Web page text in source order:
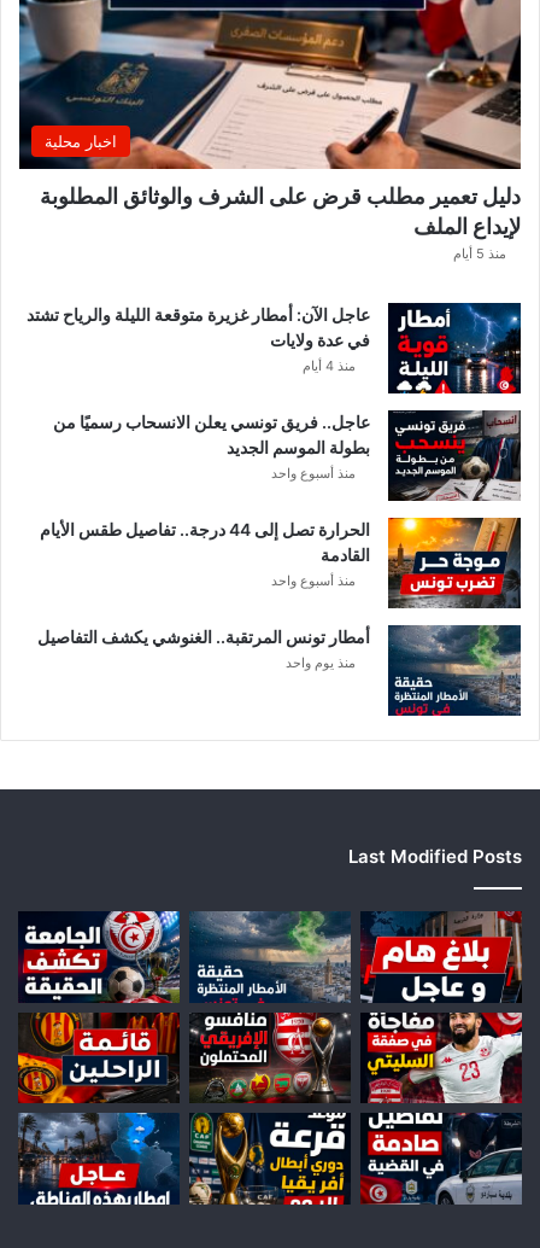
اخبار محلية
دليل تعمير مطلب قرض على الشرف والوثائق المطلوبة
لإيداع الملف
منذ 5 أيام
عاجل الآن: أمطار غزيرة متوقعة الليلة والرياح تشتد
في عدة ولايات
منذ 4 أيام
عاجل.. فريق تونسي يعلن الانسحاب رسميًا من
بطولة الموسم الجديد
منذ أسبوع واحد
الحرارة تصل إلى 44 درجة.. تفاصيل طقس الأيام
القادمة
منذ أسبوع واحد
أمطار تونس المرتقبة.. الغنوشي يكشف التفاصيل
منذ يوم واحد
Last Modified Posts